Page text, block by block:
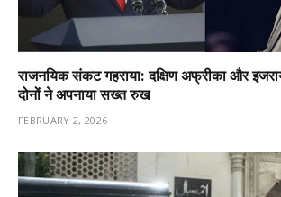
राजनयिक संकट गहराया: दक्षिण अफ्रीका और
दोनों ने अपनाया सख्त रुख
FEBRUARY 2, 2026